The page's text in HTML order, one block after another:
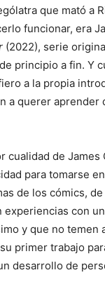
que mató a
funcionar, era
(2022), serie
principio a fin. Y
a la propia
a querer aprender
cualidad de James
para tomarse
de los cómics,
experiencias con
y que no temen
primer trabajo
desarrollo de